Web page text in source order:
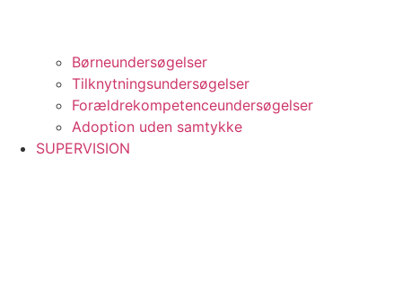
Børneundersøgelser
Tilknytningsundersøgelser
Forældrekompetenceundersøgelser
Adoption uden samtykke
SUPERVISION